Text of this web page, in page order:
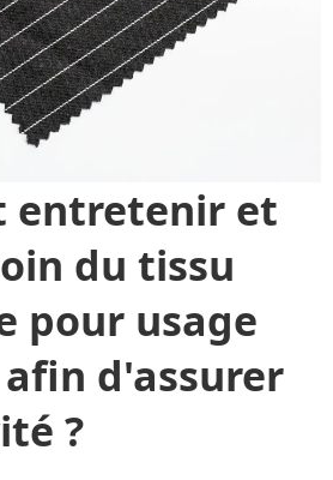
entretenir et
du tissu
pour usage
d'assurer
?